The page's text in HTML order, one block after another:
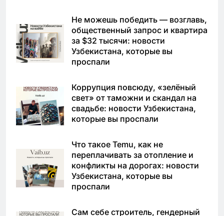
Не можешь победить — возглавь,
общественный запрос и квартира
за $32 тысячи: новости
Узбекистана, которые вы
проспали
Коррупция повсюду, «зелёный
свет» от таможни и скандал на
свадьбе: новости Узбекистана,
которые вы проспали
Что такое Temu, как не
переплачивать за отопление и
конфликты на дорогах: новости
Узбекистана, которые вы
проспали
Сам себе строитель, гендерный